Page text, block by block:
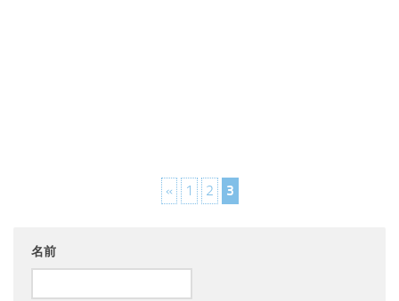
« 1 2 3
名前